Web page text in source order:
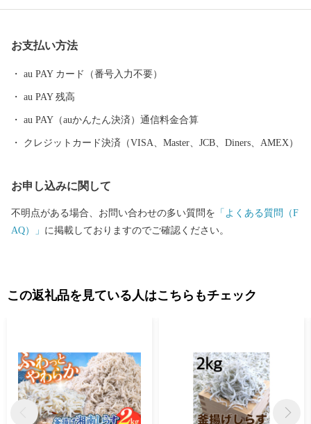
ふるさと納税による寄附金控除はできますが、返礼品はお送りい
たしませんので、ご了承ください。
お支払い方法
au PAY カード（番号入力不要）
au PAY 残高
au PAY（auかんたん決済）通信料金合算
クレジットカード決済（VISA、Master、JCB、Diners、AMEX）
お申し込みに関して
不明点がある場合、お問い合わせの多い質問を 「よくある質問（F
AQ）」 に掲載しておりますのでご確認ください。
この返礼品を見ている人はこちらもチェック